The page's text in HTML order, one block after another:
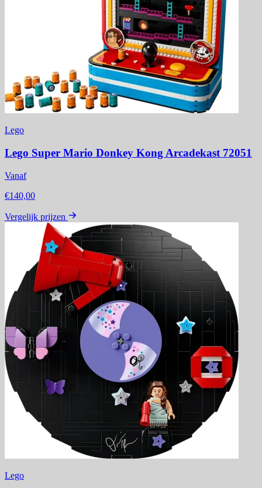
Lego
Lego Super Mario Donkey Kong Arcadekast 72051
Vanaf
€140,00
Vergelijk prijzen
Lego